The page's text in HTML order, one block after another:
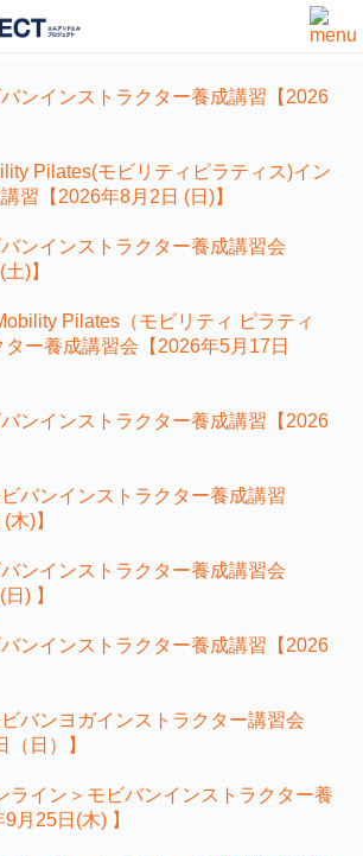
ンインストラクター養成講習【2026
Pilates(モビリティピラティス)イン
習【2026年8月2日 (日)】
ンインストラクター養成講習会
)】
Pilates（モビリティ ピラティ
ー養成講習会【2026年5月17日
ンインストラクター養成講習【2026
バンインストラクター養成講習
木)】
ンインストラクター養成講習会
) 】
ンインストラクター養成講習【2026
バンヨガインストラクター講習会
（日）】
ライン＞モビバンインストラクター養
月25日(木) 】